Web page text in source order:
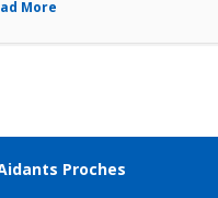
More
Proches